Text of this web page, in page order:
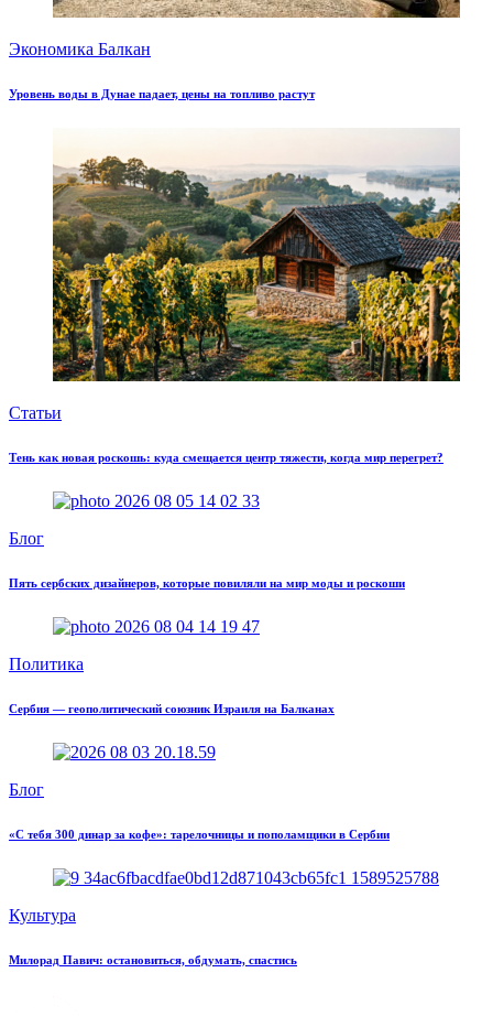
Экономика Балкан
Уровень воды в Дунае падает, цены на топливо растут
Статьи
Тень как новая роскошь: куда смещается центр тяжести, когда мир перегрет?
Блог
Пять сербских дизайнеров, которые повиляли на мир моды и роскоши
Политика
Сербия — геополитический союзник Израиля на Балканах
Блог
«С тебя 300 динар за кофе»: тарелочницы и пополамщики в Сербии
Культура
Милорад Павич: остановиться, обдумать, спастись